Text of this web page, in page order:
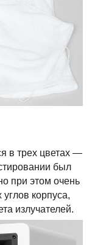
в трех цветах —
был
при этом очень
корпуса,
излучателей.